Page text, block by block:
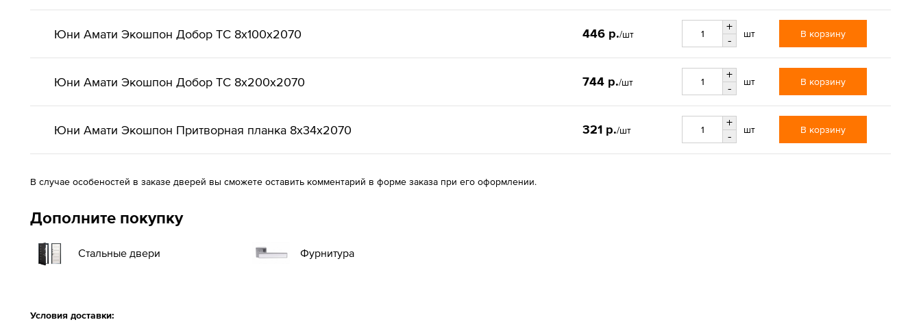
Юни Амати Экошпон Добор ТС 8x100x2070 446 р./шт
+
-
шт В корзину
Юни Амати Экошпон Добор ТС 8x200x2070 744 р./шт
+
-
шт В корзину
Юни Амати Экошпон Притворная планка 8х34х2070 321 р./шт
+
-
шт В корзину
В случае особеностей в заказе дверей вы сможете оставить комментарий в форме заказа при его оформлении.
Дополните покупку
Стальные двери Фурнитура
Условия доставки: